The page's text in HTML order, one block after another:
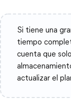
Si tiene una
tiempo
cuenta que
actualizar el